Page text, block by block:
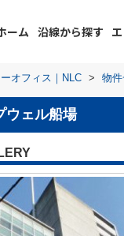
ーム 沿線から探す
オフィス｜NLC > 物
ウェル船場